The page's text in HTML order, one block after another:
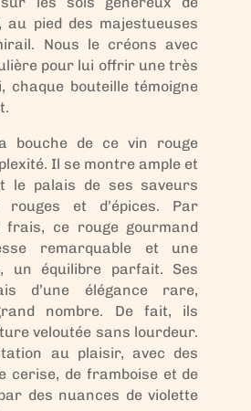
au pied des majestueuses
Nous le créons avec
pour lui offrir une très
chaque bouteille témoigne
bouche de ce vin rouge
Il se montre ample et
le palais de ses saveurs
et d’épices. Par
ce rouge gourmand
remarquable et une
un équilibre parfait. Ses
d’une élégance rare,
nombre. De fait, ils
veloutée sans lourdeur.
au plaisir, avec des
cerise, de framboise et de
des nuances de violette